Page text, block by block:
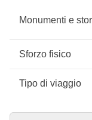
Monumenti e
Sforzo fisico
Tipo di viaggio